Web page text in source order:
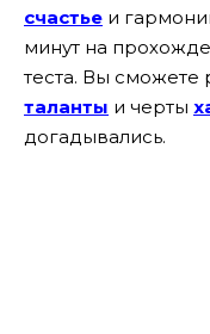
счастье и
минут на
теста. Вы сможете
таланты и черты
догадывались.